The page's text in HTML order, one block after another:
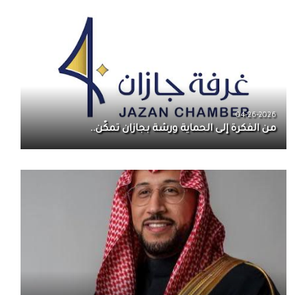
04-26-2026
من الفكرة إلى الحماية ورشة بجازان تمكّن..